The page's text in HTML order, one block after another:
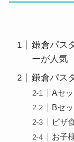
鎌倉パス
ーが人気
鎌倉パス
Aセッ
Bセッ
ピザ
お子